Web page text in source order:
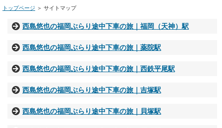
トップページ ＞ サイトマップ
西島悠也の福岡ぶらり途中下車の旅｜福岡（天神）駅
西島悠也の福岡ぶらり途中下車の旅｜薬院駅
西島悠也の福岡ぶらり途中下車の旅｜西鉄平尾駅
西島悠也の福岡ぶらり途中下車の旅｜吉塚駅
西島悠也の福岡ぶらり途中下車の旅｜貝塚駅